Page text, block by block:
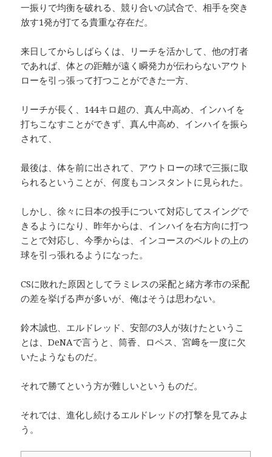
一振りで均衡を破れる、競り合いの試合で、相手を突き
放す1発が打てる貴重な存在だ。
来日してからしばらくは、リーチを活かして、他の打者
であれば、体との距離が遠く瞬発力が伝わらないアウト
ローを引っ張って打つことができた一方、
リーチが長く、144キロ超の、真ん中高め、インハイを
打ちこなすことができず、真ん中高め、インハイを振ら
されて、
最後は、体を前に出されて、アウトローの球で三振に取
られるということが、何度もコンスタントに見られた。
しかし、徐々に日本の投手について対応してスイングで
きるようになり、昨年からは、インハイを右方向に打つ
ことで対応し、今季からは、インコースのベルトの上の
球を引っ張れるようになった。
CSに敗れた原因としてラミレスの采配と緒方孝市の采配
の差を挙げる声が多いが、俺はそうは思わない。
鈴木誠也、エルドレッド、安部の3人が抜けたというこ
とは、DeNAで言うと、筒香、ロペス、宮﨑を一度に欠
いたようなものだ。
それで勝てという方が難しいというものだ。
それでは、進化し続けるエルドレッドの打撃を見てみよ
う。